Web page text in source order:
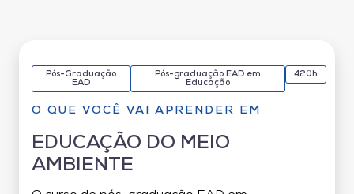
Pós-Graduação
EAD
Pós-graduação EAD em
Educação
420h
O QUE VOCÊ VAI APRENDER EM
EDUCAÇÃO DO MEIO
AMBIENTE